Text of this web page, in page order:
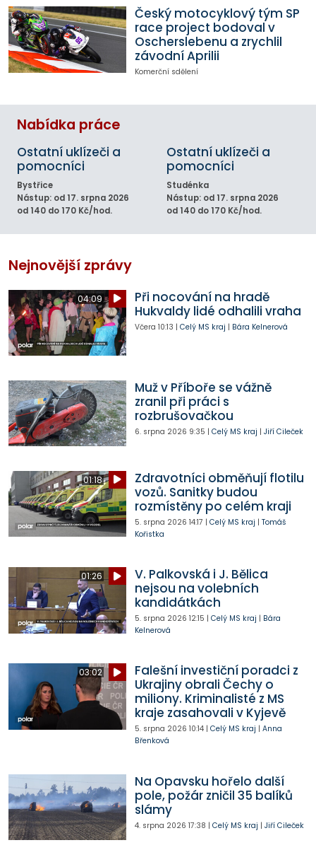
Český motocyklový tým SP
race project bodoval v
Oscherslebenu a zrychlil
závodní Aprilii
Komerční sdělení
Nabídka práce
Ostatní uklízeči a
pomocníci
Bystřice
Nástup: od 17. srpna 2026
od 140 do 170 Kč/hod.
Ostatní uklízeči a
pomocníci
Studénka
Nástup: od 17. srpna 2026
od 140 do 170 Kč/hod.
Nejnovější zprávy
04:09
Při nocování na hradě
Hukvaldy lidé odhalili vraha
Včera 10:13 | Celý MS kraj | Bára Kelnerová
Muž v Příboře se vážně
zranil při práci s
rozbrušovačkou
6. srpna 2026 9:35 | Celý MS kraj | Jiří Cileček
01:18
Zdravotníci obměňují flotilu
vozů. Sanitky budou
rozmístěny po celém kraji
5. srpna 2026 14:17 | Celý MS kraj | Tomáš
Kořistka
01:26
V. Palkovská i J. Bělica
nejsou na volebních
kandidátkách
5. srpna 2026 12:15 | Celý MS kraj | Bára
Kelnerová
03:02
Falešní investiční poradci z
Ukrajiny obrali Čechy o
miliony. Kriminalisté z MS
kraje zasahovali v Kyjevě
5. srpna 2026 10:14| Celý MS kraj | Anna
Břenková
Na Opavsku hořelo další
pole, požár zničil 35 balíků
slámy
4. srpna 2026 17:38 | Celý MS kraj | Jiří Cileček